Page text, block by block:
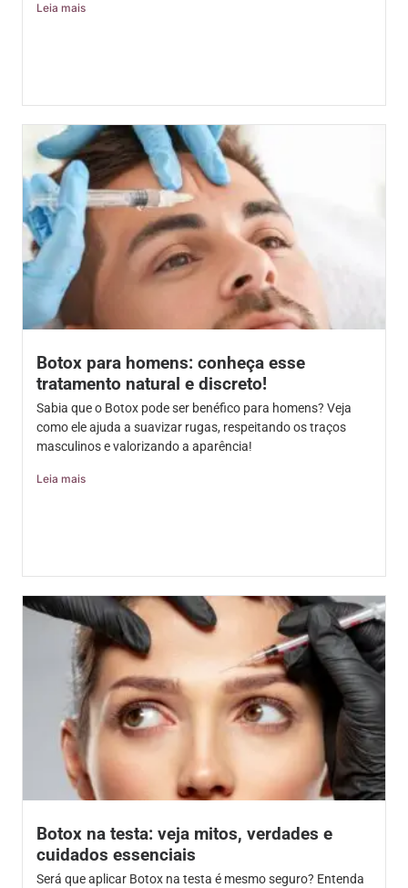
Leia mais
Botox para homens: conheça esse
tratamento natural e discreto!
Sabia que o Botox pode ser benéfico para homens? Veja
como ele ajuda a suavizar rugas, respeitando os traços
masculinos e valorizando a aparência!
Leia mais
Botox na testa: veja mitos, verdades e
cuidados essenciais
Será que aplicar Botox na testa é mesmo seguro? Entenda